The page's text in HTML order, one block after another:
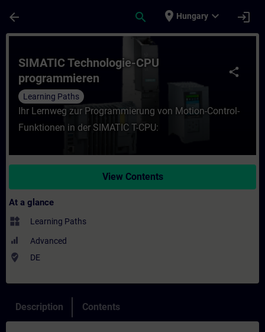
arrow_back search place Hungary expand_more login
Course - SIMATIC Technologie-CPU
share
SIMATIC Technologie-CPU
programmieren
Learning Paths
Ihr Lernweg zur Programmierung von Motion-Control-
Funktionen in der SIMATIC T-CPU:
View Contents
At a glance
widgets Learning Paths
Advanced
where_to_vote DE
Description Contents